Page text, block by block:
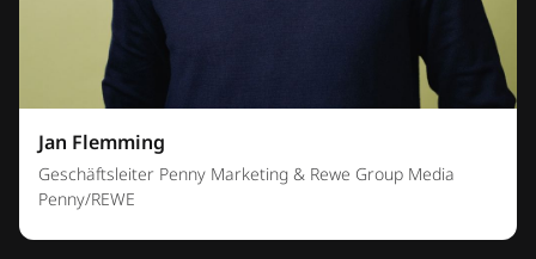
Jan Flemming
Geschäftsleiter Penny Marketing & Rewe Group Media
Penny/REWE